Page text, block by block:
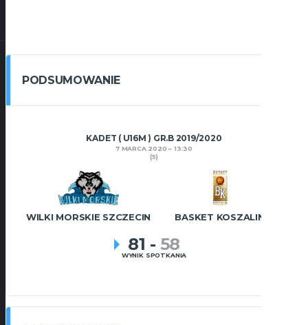
PODSUMOWANIE
KADET ( U16M ) GR.B 2019/2020
7 MARCA 2020
13:30
(5)
WILKI MORSKIE SZCZECIN BASKET KOSZALIN
81 - 58
WYNIK SPOTKANIA